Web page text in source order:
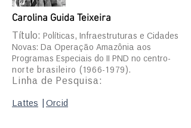
Carolina Guida Teixeira
Título:
Políticas, Infraestruturas e Cidades
Novas: Da Operação Amazônia aos
Programas Especiais do II PND no centro-
norte brasileiro (1966-1979) .
Linha de Pesquisa:
Lattes Orcid